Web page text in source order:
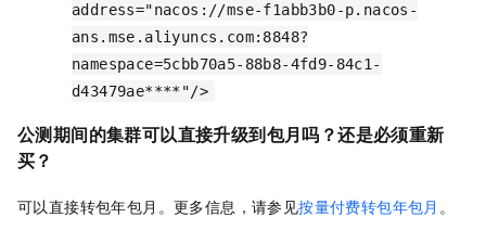
address="nacos://mse-f1abb3b0-p.nacos-
ans.mse.aliyuncs.com:8848?
namespace=5cbb70a5-88b8-4fd9-84c1-
d43479ae****"/>
公测期间的集群可以直接升级到包月吗？还是必须重新
买？
可以直接转包年包月。更多信息，请参见按量付费转包年包月 。